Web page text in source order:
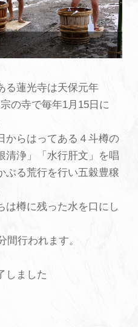
ド
る蓮光寺は天保元年
の寺で毎年1月15日に
からはってある４斗樽の
清浄」「水行肝文」を唱
ぶる荒行を行い五穀豊穣
は樽に残った水を口にし
間行われます。
しました